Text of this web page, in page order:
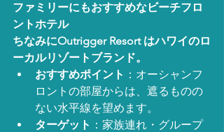
ファミリーにもおすすめなビーチフロ
ントホテル
ちなみにOutrigger Resort はハワイのロ
ーカルリゾートブランド。
おすすめポイント ：オーシャンフ
ロントの部屋からは、遮るものの
ない水平線を望めます。
ターゲット ：家族連れ・グループ